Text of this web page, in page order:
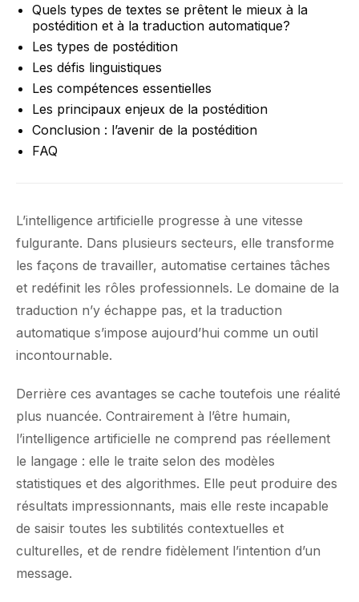
Quels types de textes se prêtent le mieux à la
postédition et à la traduction automatique?
Les types de postédition
Les défis linguistiques
Les compétences essentielles
Les principaux enjeux de la postédition
Conclusion : l’avenir de la postédition
FAQ
L’intelligence artificielle progresse à une vitesse
fulgurante. Dans plusieurs secteurs, elle transforme
les façons de travailler, automatise certaines tâches
et redéfinit les rôles professionnels. Le domaine de la
traduction n’y échappe pas, et la traduction
automatique s’impose aujourd’hui comme un outil
incontournable.
Derrière ces avantages se cache toutefois une réalité
plus nuancée. Contrairement à l’être humain,
l’intelligence artificielle ne comprend pas réellement
le langage : elle le traite selon des modèles
statistiques et des algorithmes. Elle peut produire des
résultats impressionnants, mais elle reste incapable
de saisir toutes les subtilités contextuelles et
culturelles, et de rendre fidèlement l’intention d’un
message.